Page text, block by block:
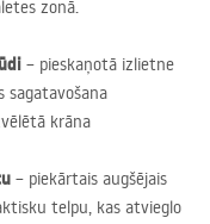
zonā.
– pieskaņotā izlietne
sagatavošana
krāna
– piekārtais augšējais
telpu, kas atvieglo